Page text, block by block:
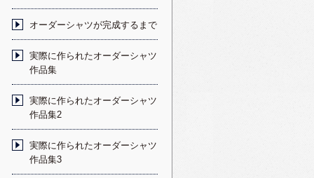
オーダーシャツが完成するまで
実際に作られたオーダーシャツ
作品集
実際に作られたオーダーシャツ
作品集2
実際に作られたオーダーシャツ
作品集3